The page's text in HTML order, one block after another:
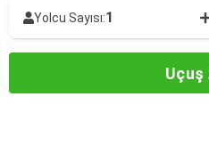
Yolcu Sayısı:1
Uçuş